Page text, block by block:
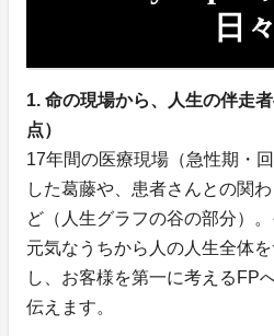
日々
1. 命の現場から、人生の伴走
点）
17年間の医療現場（急性期・
した葛藤や、患者さんとの関
ど（人生グラフの谷の部分）
元気なうちから人の人生全体
し、お客様を第一に考えるFP
伝えます。